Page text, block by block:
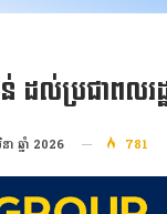
ដល់ប្រជាពល
ា ឆ្នាំ 2026 781